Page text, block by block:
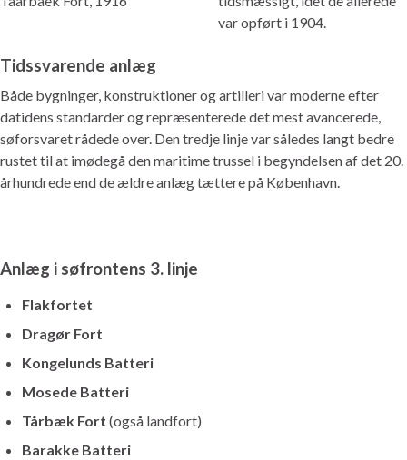
var opført i 1904.
Tidssvarende anlæg
Både bygninger, konstruktioner og artilleri var moderne efter
datidens standarder og repræsenterede det mest avancerede,
søforsvaret rådede over. Den tredje linje var således langt bedre
rustet til at imødegå den maritime trussel i begyndelsen af det 20.
århundrede end de ældre anlæg tættere på København.
Anlæg i søfrontens 3. linje
Flakfortet
Dragør Fort
Kongelunds Batteri
Mosede Batteri
Tårbæk Fort (også landfort)
Barakke Batteri